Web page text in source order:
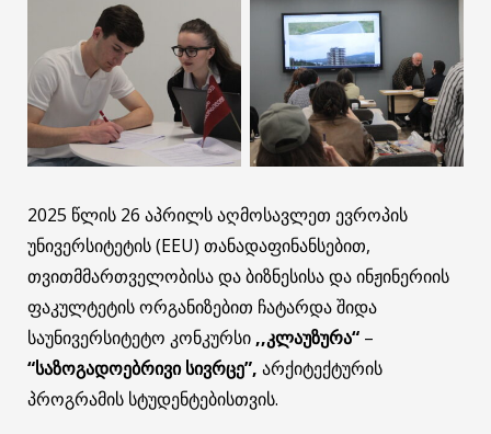
2025 წლის 26 აპრილს აღმოსავლეთ ევროპის
უნივერსიტეტის (EEU) თანადაფინანსებით,
თვითმმართველობისა და ბიზნესისა და ინჟინერიის
ფაკულტეტის ორგანიზებით ჩატარდა შიდა
საუნივერსიტეტო კონკურსი ,,კლაუზურა“ –
“საზოგადოებრივი სივრცე”, არქიტექტურის
პროგრამის სტუდენტებისთვის.